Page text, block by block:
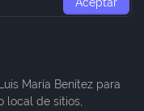
María Benítez para
local de sitios,